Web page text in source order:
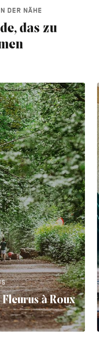
DER NÄHE
das zu
à Roux